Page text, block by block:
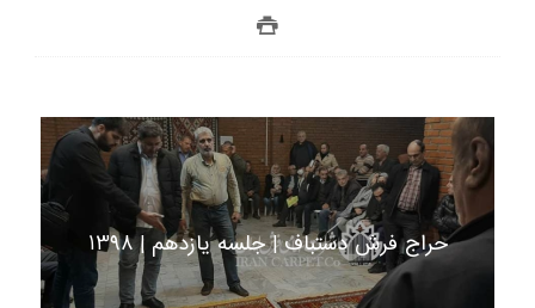
حراج فرش دستباف | جلسه یازدهم | 1398